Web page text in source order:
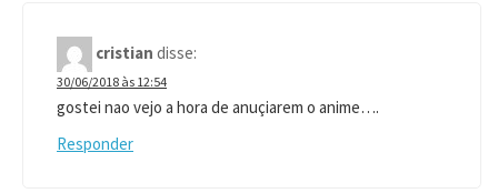
cristian disse:
30/06/2018 às 12:54
gostei nao vejo a hora de anuçiarem o anime….
Responder